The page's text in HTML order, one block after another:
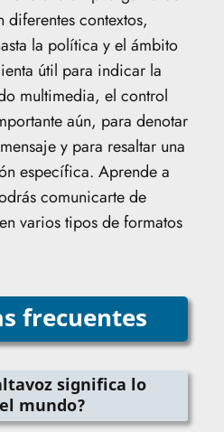
diferentes contextos,
la política y el ámbito
útil para indicar la
multimedia, el control
aún, para denotar
y para resaltar una
específica. Aprende a
comunicarte de
varios tipos de formatos
frecuentes
significa lo
mundo?